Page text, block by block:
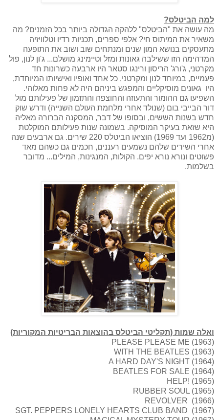
למה הביטלס?
מה עושה את "הביטלס" ללהקה הגדולה ביותר בכל הזמנים? מה
משאיר את המיתוס חי? אלפי ספרים, תכניות רדיו וטלוויזיה
מתעסקים בנושא המון שנים ומנתחים שוב ושוב את התופעה
המדהימה הזו ששילבה גאונות ומזל וטיימינג מושלם... ג'ון לנון, פול
מקרטני, ג'ורג' הריסון ורינגו סטאר היו ארבעה כשרונות חד
פעמיים, במיוחד לנון ומקרטני, כל אחד ואופיו ואישיותו המיוחדת,
היו גאונים מוסיקליים והמפגש ביניהם היה לא פחות מאלוהי.
השפיעו גם ההומור והתעוזה והחוצפה והתזמון של פעילותם מול
דור הבייבי בום (שנולד אחרי מלחמת העולם השנייה) ודרש שוק
חדש בשנות הששים, ובסופו של דבר, המסקנה הברורה מאליה
היא שזאת בעיקר המוסיקה. בשמונה שנות פעילותם המוקלטת
(מ1962 ועד 1969) הוציאו הביטלס 220 שירים. גם ארבעים שנה
אחרי השירים שלהם נשמעים רעננים, חכמים גם כשהם מאד
פשוטים ונורא נורא יפים. הקולות, המנגינות, המילים... מדובר
בשלמות.
ואלה שמות (תקליטי הביטלס בהוצאות הבריטיות המקוריות)
PLEASE PLEASE ME (1963)
WITH THE BEATLES (1963)
A HARD DAY'S NIGHT (1964)
BEATLES FOR SALE (1964)
HELP! (1965)
RUBBER SOUL (1965)
REVOLVER (1966)
SGT. PEPPERS LONELY HEARTS CLUB BAND (1967)